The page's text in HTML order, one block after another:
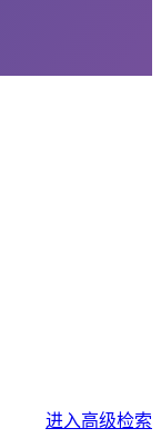
进入高级检索